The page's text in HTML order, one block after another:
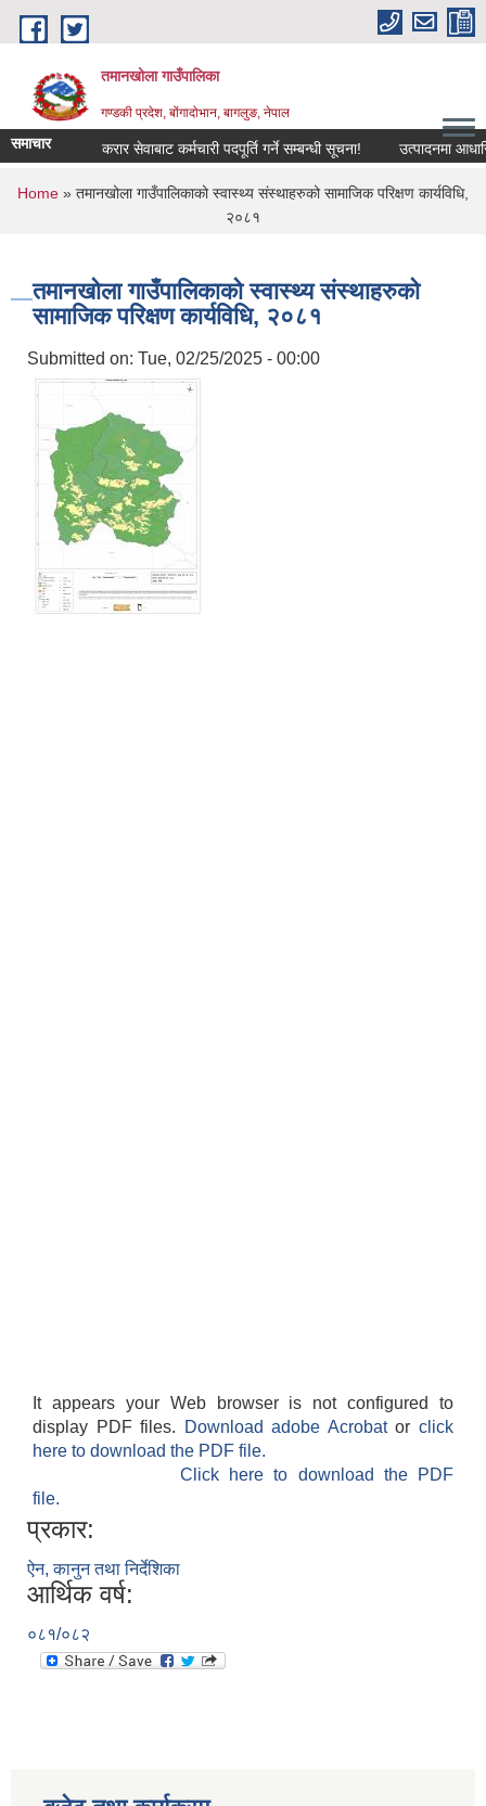
Skip to main content
तमानखोला गाउँपालिका
गण्डकी प्रदेश, बोंगादोभान, बागलुङ, नेपाल
समाचार करार सेवाबाट कर्मचारी पदपूर्ति गर्ने सम्बन्धी सूचना! उत्पादनमा
You are here
Home » तमानखोला गाउँपालिकाको स्वास्थ्य संस्थाहरुको सामाजिक परिक्षण कार्यविधि,
२०८१
तमानखोला गाउँपालिकाको स्वास्थ्य संस्थाहरुको
सामाजिक परिक्षण कार्यविधि, २०८१
Submitted on: Tue, 02/25/2025 - 00:00
It appears your Web browser is not configured to
display PDF files.
Download adobe Acrobatorclick
here to download the PDF file.
Click here to download the PDF
file.
प्रकार:
ऐन, कानुन तथा निर्देशिका
आर्थिक वर्ष:
०८१/०८२